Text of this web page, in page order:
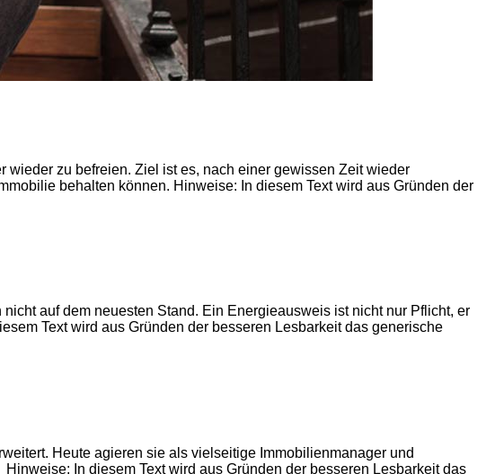
zu befreien. Ziel ist es, nach einer gewissen Zeit wieder
behalten können. Hinweise: In diesem Text wird aus Gründen der
auf dem neuesten Stand. Ein Energieausweis ist nicht nur Pflicht, er
Text wird aus Gründen der besseren Lesbarkeit das generische
Heute agieren sie als vielseitige Immobilienmanager und
In diesem Text wird aus Gründen der besseren Lesbarkeit das